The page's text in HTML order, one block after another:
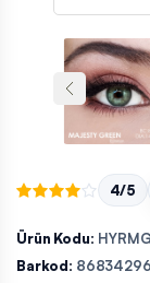
4/5
Ürün Kodu:
Barkod: